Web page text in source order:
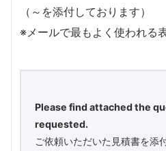
（～を添付しております）
※メールで最もよく使われる
Please find attached the
requested.
ご依頼いただいた見積書を添